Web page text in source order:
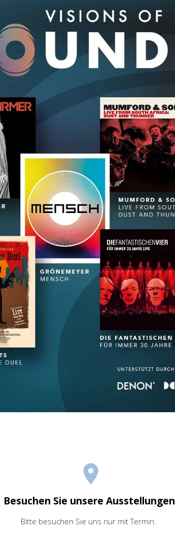
Besuchen Sie unsere Ausstellungen
Bitte besuchen Sie uns nur mit Termin.
×
und
und
sich